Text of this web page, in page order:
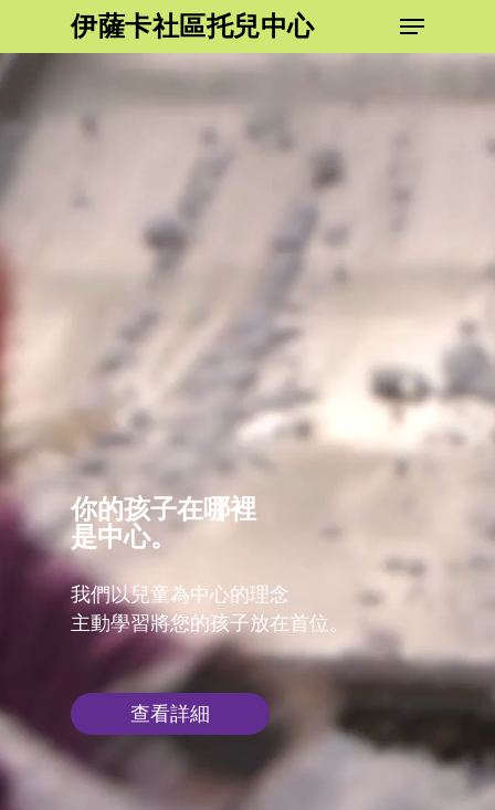
主
內
伊薩卡社區托兒中心 功能表
你的孩子在哪裡
是中心。
我們以兒童為中心的理念
主動學習將您的孩子放在首位。
查看詳細
關